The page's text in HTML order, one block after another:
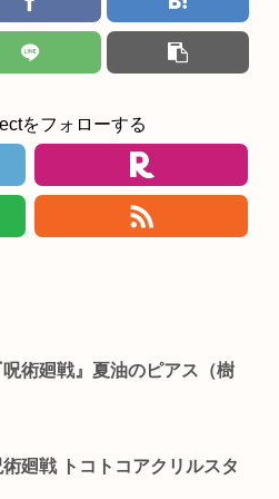
をフォローする
呪術廻戦』夏油のピアス（樹
術廻戦 トコトコアクリルスタ